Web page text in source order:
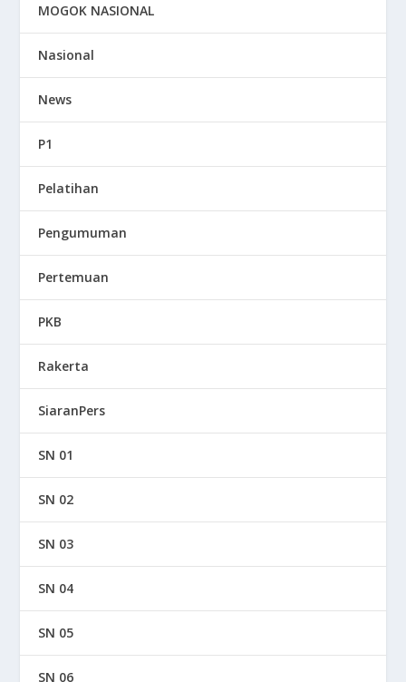
MOGOK NASIONAL
Nasional
News
P1
Pelatihan
Pengumuman
Pertemuan
PKB
Rakerta
SiaranPers
SN 01
SN 02
SN 03
SN 04
SN 05
SN 06